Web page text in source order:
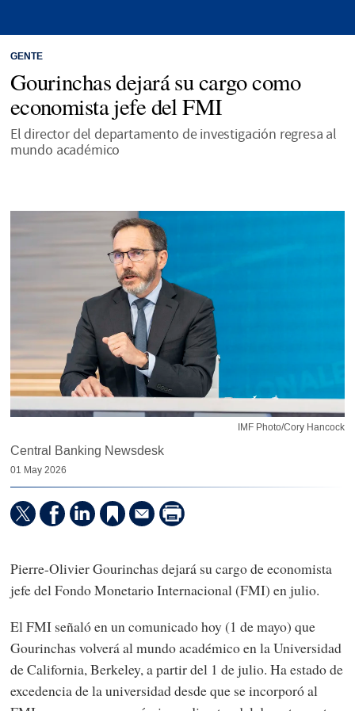
GENTE
Gourinchas dejará su cargo como
economista jefe del FMI
El director del departamento de investigación regresa al
mundo académico
IMF Photo/Cory Hancock
Central Banking Newsdesk
01 May 2026
Pierre-Olivier Gourinchas dejará su cargo de economista
jefe del Fondo Monetario Internacional (FMI) en julio.
El FMI señaló en un comunicado hoy (1 de mayo) que
Gourinchas volverá al mundo académico en la Universidad
de California, Berkeley, a partir del 1 de julio. Ha estado de
excedencia de la universidad desde que se incorporó al